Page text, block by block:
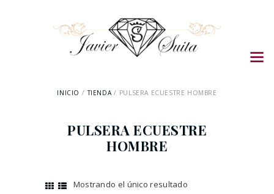
INICIO TIENDA PULSERA ECUESTRE HOMBRE
PULSERA ECUESTRE
HOMBRE
Mostrando el único resultado